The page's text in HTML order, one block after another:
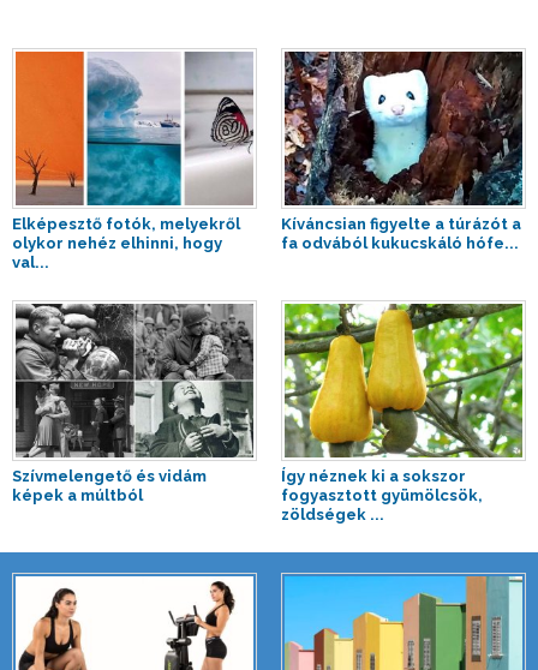
Elképesztő fotók, melyekről
olykor nehéz elhinni, hogy
val...
Kíváncsian figyelte a túrázót a
fa odvából kukucskáló hófe...
Szívmelengető és vidám
képek a múltból
Így néznek ki a sokszor
fogyasztott gyümölcsök,
zöldségek ...